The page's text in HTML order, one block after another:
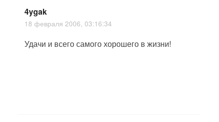
4ygak
18 февраля 2006, 03:16:34
Удачи и всего самого хорошего в жизни!